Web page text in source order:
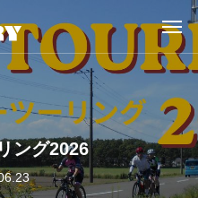
ング2026